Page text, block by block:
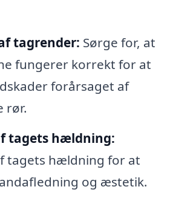
tagrender: Sørge for, at
fungerer korrekt for at
forårsaget af
rør.
tagets hældning:
tagets hældning for at
og æstetik.